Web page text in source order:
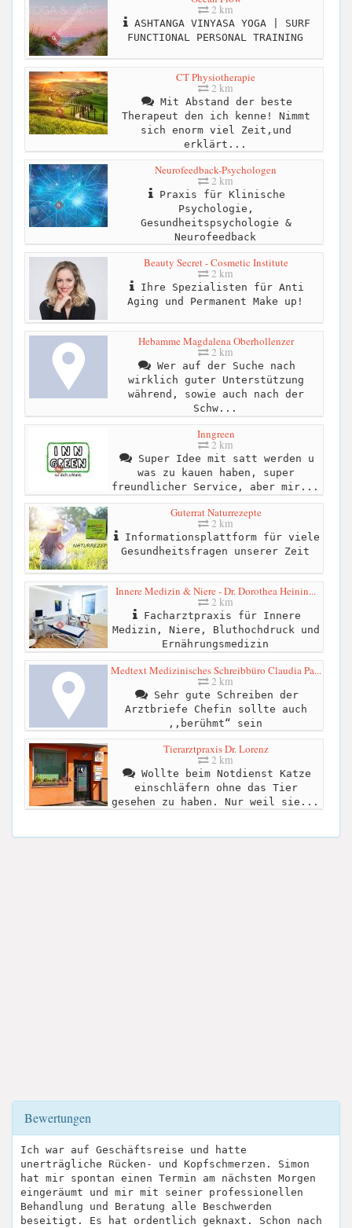
2 km
ASHTANGA VINYASA YOGA | SURF
FUNCTIONAL PERSONAL TRAINING
CT Physiotherapie
2 km
Mit Abstand der beste
Therapeut den ich kenne! Nimmt
sich enorm viel Zeit,und
erklärt...
Neurofeedback-Psychologen
2 km
Praxis für Klinische
Psychologie,
Gesundheitspsychologie &
Neurofeedback
Beauty Secret - Cosmetic Institute
2 km
Ihre Spezialisten für Anti
Aging und Permanent Make up!
Hebamme Magdalena Oberhollenzer
2 km
Wer auf der Suche nach
wirklich guter Unterstützung
während, sowie auch nach der
Schw...
Inngreen
2 km
Super Idee mit satt werden u
was zu kauen haben, super
freundlicher Service, aber mir...
Guterrat Naturrezepte
2 km
Informationsplattform für viele
Gesundheitsfragen unserer Zeit
Innere Medizin & Niere - Dr. Dorothea Heinin...
2 km
Facharztpraxis für Innere
Medizin, Niere, Bluthochdruck und
Ernährungsmedizin
Medtext Medizinisches Schreibbüro Claudia Pa...
2 km
Sehr gute Schreiben der
Arztbriefe Chefin sollte auch
,,berühmt“ sein
Tierarztpraxis Dr. Lorenz
2 km
Wollte beim Notdienst Katze
einschläfern ohne das Tier
gesehen zu haben. Nur weil sie...
Bewertungen
Ich war auf Geschäftsreise und hatte
unerträgliche Rücken- und Kopfschmerzen. Simon
hat mir spontan einen Termin am nächsten Morgen
eingeräumt und mir mit seiner professionellen
Behandlung und Beratung alle Beschwerden
beseitigt. Es hat ordentlich geknaxt. Schon nach